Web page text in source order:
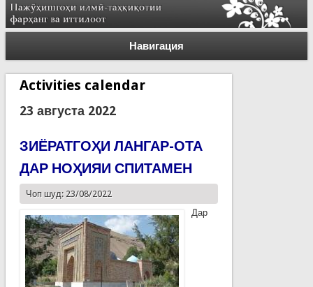
Навигация
Activities calendar
23 августа 2022
ЗИЁРАТГОҲИ ЛАНГАР-ОТА
ДАР НОҲИЯИ СПИТАМЕН
Чоп шуд: 23/08/2022
Дар